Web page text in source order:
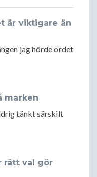
är viktigare än
jag hörde ordet
marken
tänkt särskilt
rätt val gör